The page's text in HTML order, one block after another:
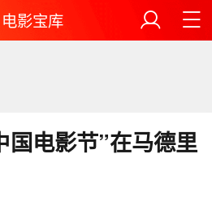
电影宝库
国电影节”在马德里